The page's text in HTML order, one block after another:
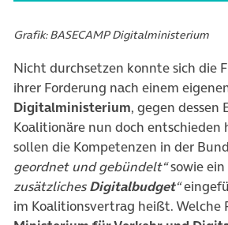
Grafik: BASECAMP Digitalministerium
Nicht durchsetzen konnte sich die
ihrer Forderung nach einem
Digitalministerium, gegen dessen
Koalitionäre nun doch entschieden
sollen die Kompetenzen in der
geordnet und gebündelt“sowie ein
zusätzlichesDigitalbudget“
im Koalitionsvertrag heißt. Welche